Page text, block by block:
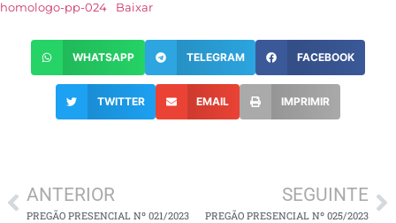
homologo-pp-024 Baixar
WHATSAPP TELEGRAM FACEBOOK
TWITTER EMAIL IMPRIMIR
ANTERIOR
PREGÃO PRESENCIAL Nº 021/2023
SEGUINTE
PREGÃO PRESENCIAL Nº 025/2023